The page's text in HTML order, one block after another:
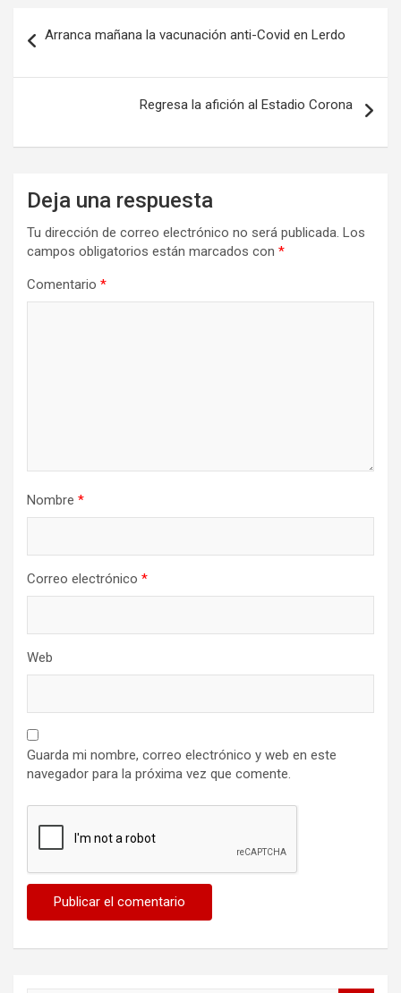
de
entradas
Arranca mañana la vacunación anti-Covid en Lerdo
Regresa la afición al Estadio Corona
Deja una respuesta
Tu dirección de correo electrónico no será publicada. Los
campos obligatorios están marcados con *
Comentario *
Nombre *
Correo electrónico *
Web
Guarda mi nombre, correo electrónico y web en este
navegador para la próxima vez que comente.